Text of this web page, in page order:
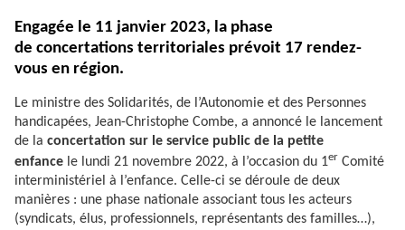
Engagée le 11 janvier 2023, la phase
de concertations territoriales prévoit 17 rendez-
vous en région.
Le ministre des Solidarités, de l’Autonomie et des Personnes
handicapées, Jean-Christophe Combe, a annoncé le lancement
de la concertation sur le service public de la petite
enfance le lundi 21 novembre 2022, à l’occasion du 1er Comité
interministériel à l’enfance. Celle-ci se déroule de deux
manières : une phase nationale associant tous les acteurs
(syndicats, élus, professionnels, représentants des familles…),